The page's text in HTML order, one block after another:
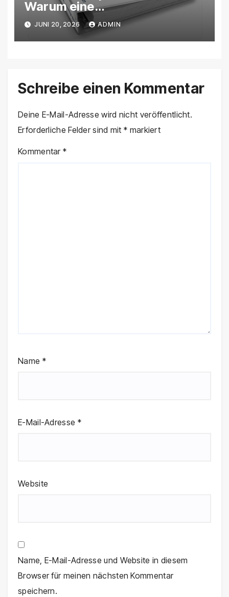
Warum eine
Vorsorgevollmacht und ein
Notfallordner unverzichtbar
sind
JUNI 20, 2026 ADMIN
Schreibe einen Kommentar
Deine E-Mail-Adresse wird nicht veröffentlicht.
Erforderliche Felder sind mit* markiert
Kommentar*
Name *
E-Mail-Adresse *
Website
Name, E-Mail-Adresse und Website in diesem
Browser für meinen nächsten Kommentar
speichern.